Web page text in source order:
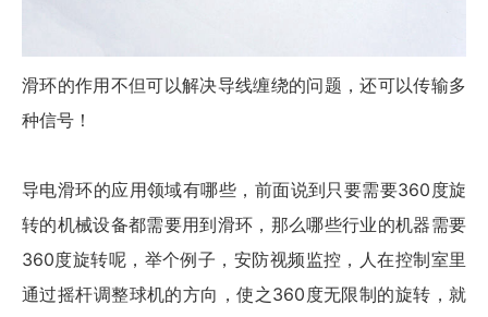
滑环的作用不但可以解决导线缠绕的问题，还可以传输多
种信号！
导电滑环的应用领域有哪些，前面说到只要需要360度旋
转的机械设备都需要用到滑环，那么哪些行业的机器需要
360度旋转呢，举个例子，安防视频监控，人在控制室里
通过摇杆调整球机的方向，使之360度无限制的旋转，就